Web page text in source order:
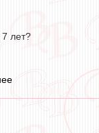
лет?